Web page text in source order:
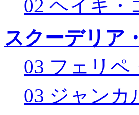
02 ヘイキ・
スクーデリア
03 フェリペ
03 ジャンカ